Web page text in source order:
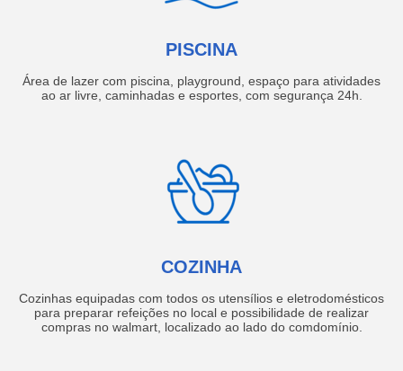
PISCINA
Área de lazer com piscina, playground, espaço para atividades
ao ar livre, caminhadas e esportes, com segurança 24h.
COZINHA
Cozinhas equipadas com todos os utensílios e eletrodomésticos
para preparar refeições no local e possibilidade de realizar
compras no walmart, localizado ao lado do comdomínio.